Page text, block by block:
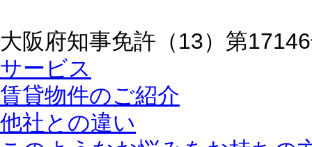
大阪府知事免許（13）第
サービス
賃貸物件のご紹介
他社との違い